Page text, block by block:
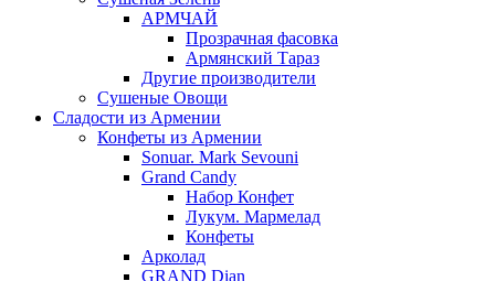
АРМЧАЙ
Прозрачная фасовка
Армянский Тараз
Другие производители
Сушеные Овощи
Сладости из Армении
Конфеты из Армении
Sonuar. Mark Sevouni
Grand Candy
Набор Конфет
Лукум. Мармелад
Конфеты
Арколад
GRAND Dian